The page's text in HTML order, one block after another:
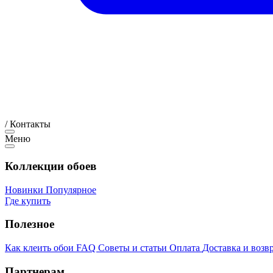
/Контакты
Меню
Коллекции обоев
Новинки Популярное
Где купить
Полезное
Как клеить обои FAQ Советы и статьи Оплата Доставка и